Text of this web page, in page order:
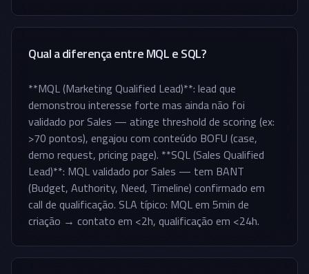
Qual a diferença entre MQL e SQL?
**MQL (Marketing Qualified Lead)**: lead que
demonstrou interesse forte mas ainda não foi
validado por Sales — atinge threshold de scoring (ex:
>70 pontos), engajou com conteúdo BOFU (case,
demo request, pricing page). **SQL (Sales Qualified
Lead)**: MQL validado por Sales — tem BANT
(Budget, Authority, Need, Timeline) confirmado em
call de qualificação. SLA típico: MQL em 5min de
criação → contato em <2h, qualificação em <24h.